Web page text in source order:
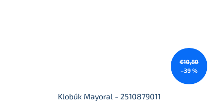
€10,80
–39 %
Klobúk Mayoral - 2510879011